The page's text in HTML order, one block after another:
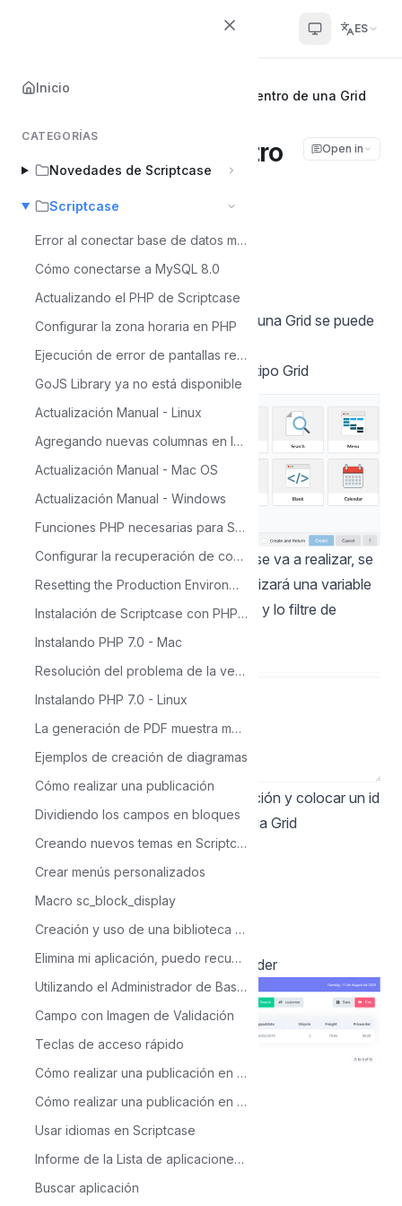
Scriptcase Help Center ES
Inicio
CATEGORÍAS
Novedades de Scriptcase
Scriptcase
Error al conectar base de datos mysql 8
Cómo conectarse a MySQL 8.0
Actualizando el PHP de Scriptcase
Configurar la zona horaria en PHP
Ejecución de error de pantallas reCaptcha - MacOS
GoJS Library ya no está disponible
Actualización Manual - Linux
Agregando nuevas columnas en la tabla para el calendario
Actualización Manual - Mac OS
Actualización Manual - Windows
Funciones PHP necesarias para ScriptCase
Configurar la recuperación de contraseña en Scriptcase
Resetting the Production Environment Password
Instalación de Scriptcase con PHP 7.0 en Windows
Instalando PHP 7.0 - Mac
Resolución del problema de la versión de Source Guardian
Instalando PHP 7.0 - Linux
La generación de PDF muestra mensaje: 'Not Found'
Ejemplos de creación de diagramas
Cómo realizar una publicación
Dividiendo los campos en bloques
Creando nuevos temas en Scriptcase
Crear menús personalizados
Macro sc_block_display
Creación y uso de una biblioteca en Scriptcase
Elimina mi aplicación, puedo recuperarla?
Utilizando el Administrador de Base de Datos
Campo con Imagen de Validación
Teclas de acceso rápido
Cómo realizar una publicación en Scriptcase- Típica
Cómo realizar una publicación en ScriptCase - Avanzada
Usar idiomas en Scriptcase
Informe de la Lista de aplicaciones de Scriptcase
Buscar aplicación
Inicio Filtrando datos dentro de una Grid
Filtrando datos dentro
Open in
Á
Álvaro Moura
Para filtrar cierta información dentro una Grid se puede
utilizar la clausula WHERE.
1 - Se debe crear una aplicación del tipo Grid
2 - Luego dentro de la consulta que se va a realizar, se
coloca el filtro por un campo y se utilizará una variable
global para que reciba la información y lo filtre de
acuerdo al id del order
Por último se debe ejecutar la aplicación y colocar un id
existente para que lo filtre dentro de la Grid
Y se puede observar que filtra por order
Back to Scriptcase